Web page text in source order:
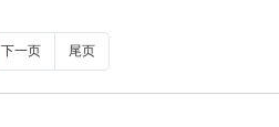
下一页 尾页